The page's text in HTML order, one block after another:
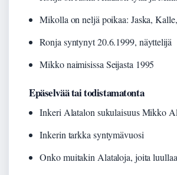
Mikolla on neljä poikaa: Jaska,
Ronja syntynyt 20.6.1999, näyttelijä
Mikko naimisissa Seijasta 1995
Epäselvää tai todistamatonta
Inkeri Alatalon sukulaisuus Mikko
Inkerin tarkka syntymävuosi
Onko muitakin Alataloja, joita